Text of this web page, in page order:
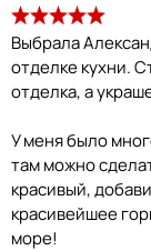
Выбрала
отделке кухни.
отделка, а
У меня было
там можно
красивый,
красивейшее
море!